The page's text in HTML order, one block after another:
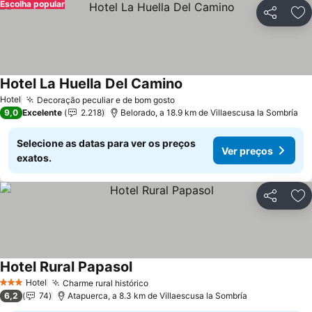
Partilhar
Escolha popular
Hotel Decoração peculiar e de bom gostoVer preços
Hotel La Huella Del Camino
9,0 Excelente 2.218 Belorado, a 18.9 km de Villaescusa la Sombría
Selecione as datas para ver os preços
exatos.
Ver preços
Partilhar
3 EstrelasHotel Charme rural históricoVer preços
Hotel Rural PapasolVer preços
6,2 74 Atapuerca, a 8.3 km de Villaescusa la Sombría